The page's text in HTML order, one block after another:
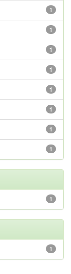
1
1
1
1
1
1
1
1
1
1